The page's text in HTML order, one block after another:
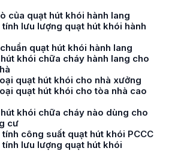
của quạt hút khói hành lang
tính lưu lượng quạt hút khói hành
quạt hút khói hành lang
khói chữa cháy hành lang cho
quạt hút khói cho nhà xưởng
quạt hút khói cho tòa nhà cao
khói chữa cháy nào dùng cho
cư
tính công suất quạt hút khói PCCC
tính lưu lượng quạt hút khói